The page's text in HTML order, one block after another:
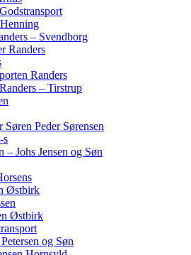
– Svendborg
Randers
Randers
– Tirstrup
Søren Peder Sørensen
s
– Johs Jensen og Søn
Østbirk
Østbirk
og Søn